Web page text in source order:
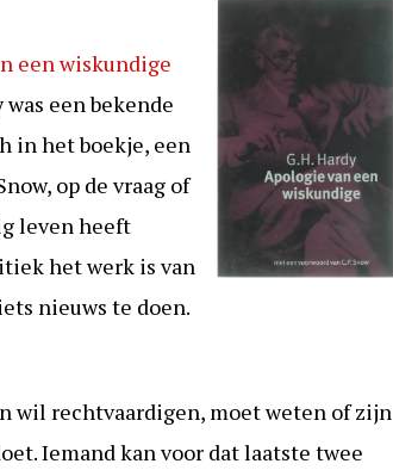
een wiskundige
was een bekende
in het boekje, een
op de vraag of
leven heeft
het werk is van
nieuws te doen.
wil rechtvaardigen, moet weten of zijn
Iemand kan voor dat laatste twee